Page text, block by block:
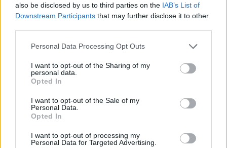
also be disclosed by us to third parties on the IAB’s List of
Downstream Participants that may further disclose it to other
Personal Data Processing Opt Outs
I want to opt-out of the Sharing of my
personal data.
Opted In
I want to opt-out of the Sale of my
Personal Data.
Opted In
I want to opt-out of processing my
Personal Data for Targeted Advertising.
Acțiunea Conservatoare (Târziu)
PNCR (Terheș)
Partidul Patrioților (Surugiu)
FAR (Coarnă)
România pe Primul Loc (Ponta)
Altul